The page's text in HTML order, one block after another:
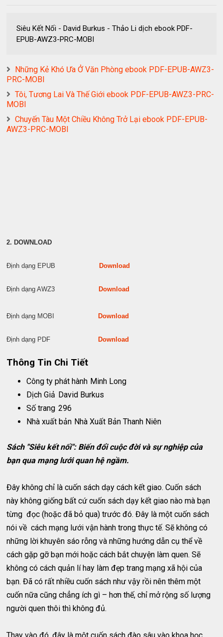
Siêu Kết Nối - David Burkus - Thảo Li dịch ebook PDF-
EPUB-AWZ3-PRC-MOBI
Những Kẻ Khó Ưa Ở Văn Phòng ebook PDF-EPUB-AWZ3-
PRC-MOBI
Tôi, Tương Lai Và Thế Giới ebook PDF-EPUB-AWZ3-PRC-
MOBI
Chuyến Tàu Một Chiều Không Trở Lại ebook PDF-EPUB-
AWZ3-PRC-MOBI
2. DOWNLOAD
Định dạng EPUB Download
Định dạng AWZ3 Download
Định dạng MOBI Download
Định dạng PDF Download
Thông Tin Chi Tiết
Công ty phát hành Minh Long
Dịch Giả David Burkus
Số trang 296
Nhà xuất bản Nhà Xuất Bản Thanh Niên
Sách "Siêu kết nối": Biến đổi cuộc đời và sự nghiệp của
bạn qua mạng lưới quan hệ ngầm.
Đây không chỉ là cuốn sách dạy cách kết giao. Cuốn sách
này không giống bất cứ cuốn sách dạy kết giao nào mà bạn
từng đọc (hoặc đã bỏ qua) trước đó. Đây là một cuốn sách
nói về cách mạng lưới vận hành trong thực tế. Sẽ không có
những lời khuyên sáo rỗng và những hướng dẫn cụ thể về
cách gặp gỡ bạn mới hoặc cách bắt chuyện làm quen. Sẽ
không có cách quản lí hay làm đẹp trang mạng xã hội của
bạn. Đã có rất nhiều cuốn sách như vậy rồi nên thêm một
cuốn nữa cũng chẳng ích gì – hơn thế, chỉ mở rộng số lượng
người quen thôi thì không đủ.
Thay vào đó, đây là một cuốn sách đào sâu vào khoa học